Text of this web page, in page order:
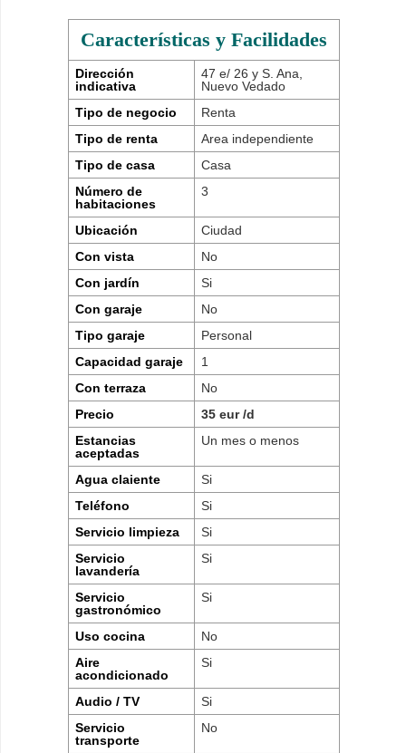
Características y Facilidades
Dirección
indicativa
47 e/ 26 y S. Ana,
Nuevo Vedado
Tipo de negocio
Renta
Tipo de renta
Area independiente
Tipo de casa
Casa
Número de
habitaciones
3
Ubicación
Ciudad
Con vista
No
Con jardín
Si
Con garaje
No
Tipo garaje
Personal
Capacidad garaje
1
Con terraza
No
Precio
35 eur /d
Estancias
aceptadas
Un mes o menos
Agua claiente
Si
Teléfono
Si
Servicio limpieza
Si
Servicio
lavandería
Si
Servicio
gastronómico
Si
Uso cocina
No
Aire
acondicionado
Si
Audio / TV
Si
Servicio
transporte
No